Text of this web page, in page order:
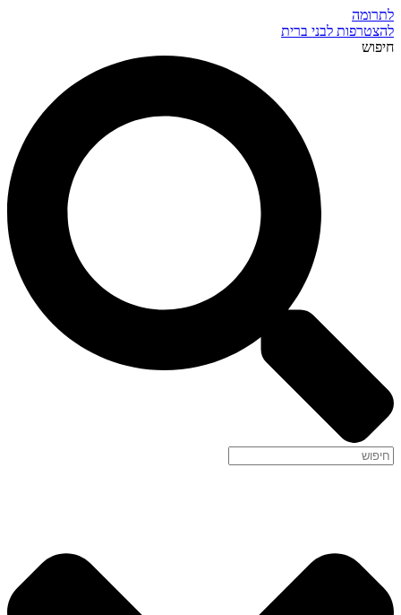
לתרומה
להצטרפות לבני ברית
חיפוש